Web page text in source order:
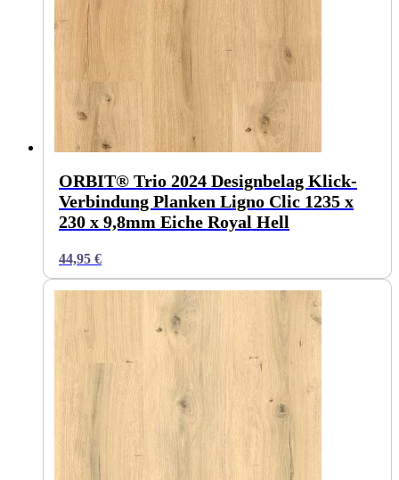
ORBIT® Trio 2024 Designbelag Klick-
Verbindung Planken Ligno Clic 1235 x
230 x 9,8mm Eiche Royal Hell
44,95 €